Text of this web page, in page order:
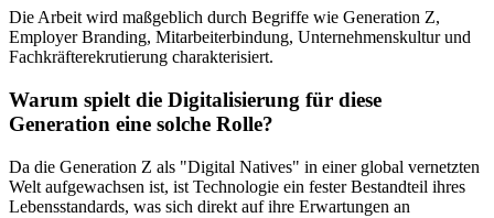
Die Arbeit wird maßgeblich durch Begriffe wie Generation Z,
Employer Branding, Mitarbeiterbindung, Unternehmenskultur und
Fachkräfterekrutierung charakterisiert.
Warum spielt die Digitalisierung für diese
Generation eine solche Rolle?
Da die Generation Z als "Digital Natives" in einer global vernetzten
Welt aufgewachsen ist, ist Technologie ein fester Bestandteil ihres
Lebensstandards, was sich direkt auf ihre Erwartungen an